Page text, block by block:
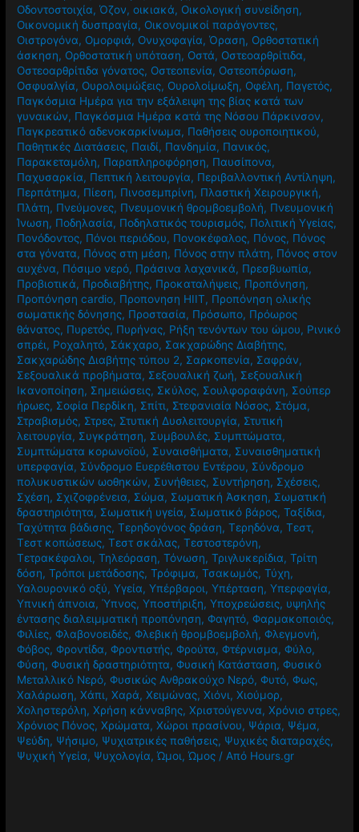
Οδοντοστοιχία,Όζον,οικιακά, Οικολογική συνείδηση,
Οικονομική δυσπραγία, Οικονομικοί παράγοντες,
Οιστρογόνα, Ομορφιά, Ονυχοφαγία,Όραση, Ορθοστατική
άσκηση, Ορθοστατική υπόταση, Οστά, Οστεοαρθρίτιδα,
Οστεοαρθρίτιδα γόνατος, Οστεοπενία, Οστεοπόρωση,
Οσφυαλγία, Ουρολοιμώξεις, Ουρολοίμωξη, Οφέλη, Παγετός,
Παγκόσμια Ημέρα για την εξάλειψη της βίας κατά των
γυναικών, Παγκόσμια Ημέρα κατά της Νόσου Πάρκινσον,
Παγκρεατικό αδενοκαρκίνωμα, Παθήσεις ουροποιητικού,
Παθητικές Διατάσεις, Παιδί, Πανδημία, Πανικός,
Παρακεταμόλη, Παραπληροφόρηση, Παυσίπονα,
Παχυσαρκία, Πεπτική λειτουργία, Περιβαλλοντική Αντίληψη,
Περπάτημα, Πίεση, Πινοσεμπρίνη, Πλαστική Χειρουργική,
Πλάτη, Πνεύμονες, Πνευμονική θρομβοεμβολή, Πνευμονική
Ίνωση, Ποδηλασία, Ποδηλατικός τουρισμός, Πολιτική Υγείας,
Πονόδοντος, Πόνοι περιόδου, Πονοκέφαλος, Πόνος, Πόνος
στα γόνατα, Πόνος στη μέση, Πόνος στην πλάτη, Πόνος στον
αυχένα, Πόσιμο νερό, Πράσινα λαχανικά, Πρεσβυωπία,
Προβιοτικά, Προδιαβήτης, Προκαταλήψεις, Προπόνηση,
Προπόνηση cardio, Προπονηση HIIT, Προπόνηση ολικής
σωματικής δόνησης, Προστασία, Πρόσωπο, Πρόωρος
θάνατος, Πυρετός, Πυρήνας, Ρήξη τενόντων του ώμου, Ρινικό
σπρέι, Ροχαλητό, Σάκχαρο, Σακχαρώδης Διαβήτης,
Σακχαρώδης Διαβήτης τύπου 2, Σαρκοπενία, Σαφράν,
Σεξουαλικά προβήματα, Σεξουαλική ζωή, Σεξουαλική
Ικανοποίηση, Σημειώσεις, Σκύλος, Σουλφοραφάνη, Σούπερ
ήρωες, Σοφία Περδίκη, Σπίτι, Στεφανιαία Νόσος, Στόμα,
Στραβισμός, Στρες, Στυτική Δυσλειτουργία, Στυτική
λειτουργία, Συγκράτηση, Συμβουλές, Συμπτώματα,
Συμπτώματα κορωνοϊού, Συναισθήματα, Συναισθηματική
υπερφαγία, Σύνδρομο Ευερέθιστου Εντέρου, Σύνδρομο
πολυκυστικών ωοθηκών, Συνήθειες, Συντήρηση, Σχέσεις,
Σχέση, Σχιζοφρένεια, Σώμα, Σωματική Άσκηση, Σωματική
δραστηριότητα, Σωματική υγεία, Σωματικό βάρος,Ταξίδια,
Ταχύτητα βάδισης,Τερηδογόνος δράση,Τερηδόνα,Τεστ,
Τεστ κοπώσεως,Τεστ σκάλας,Τεστοστερόνη,
Τετρακέφαλοι,Τηλεόραση,Τόνωση,Τριγλυκερίδια,Τρίτη
δόση,Τρόποι μετάδοσης,Τρόφιμα,Τσακωμός,Τύχη,
Υαλουρονικό οξύ,Υγεία,Υπέρβαροι,Υπέρταση,Υπερφαγία,
Υπνική άπνοια,Ύπνος,Υποστήριξη,Υποχρεώσεις, υψηλής
έντασης διαλειμματική προπόνηση,Φαγητό,Φαρμακοποιός,
Φιλίες,Φλαβονοειδές,Φλεβική θρομβοεμβολή,Φλεγμονή,
Φόβος,Φροντίδα,Φροντιστής,Φρούτα,Φτέρνισμα,Φύλο,
Φύση,Φυσική δραστηριότητα,Φυσική Κατάσταση,Φυσικό
Μεταλλικό Νερό,Φυσικώς Ανθρακούχο Νερό,Φυτό,Φως,
Χαλάρωση,Χάπι,Χαρά,Χειμώνας,Χιόνι,Χιούμορ,
Χοληστερόλη,Χρήση κάνναβης,Χριστούγεννα,Χρόνιο στρες,
Χρόνιος Πόνος,Χρώματα,Χώροι πρασίνου, Ψάρια, Ψέμα,
Ψεύδη, Ψήσιμο, Ψυχιατρικές παθήσεις, Ψυχικές διαταραχές,
Ψυχική Υγεία, Ψυχολογία,Ώμοι,Ώμος / Από Hours.gr